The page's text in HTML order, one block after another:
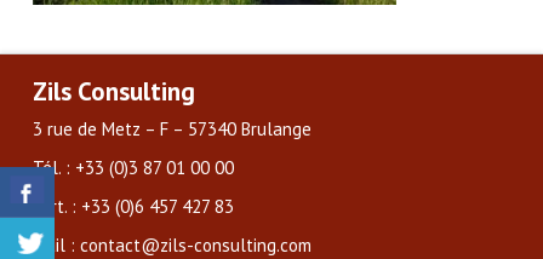
Zils Consulting
3 rue de Metz – F – 57340 Brulange
Tél. : +33 (0)3 87 01 00 00
Port. : +33 (0)6 457 427 83
Mail : contact@zils-consulting.com